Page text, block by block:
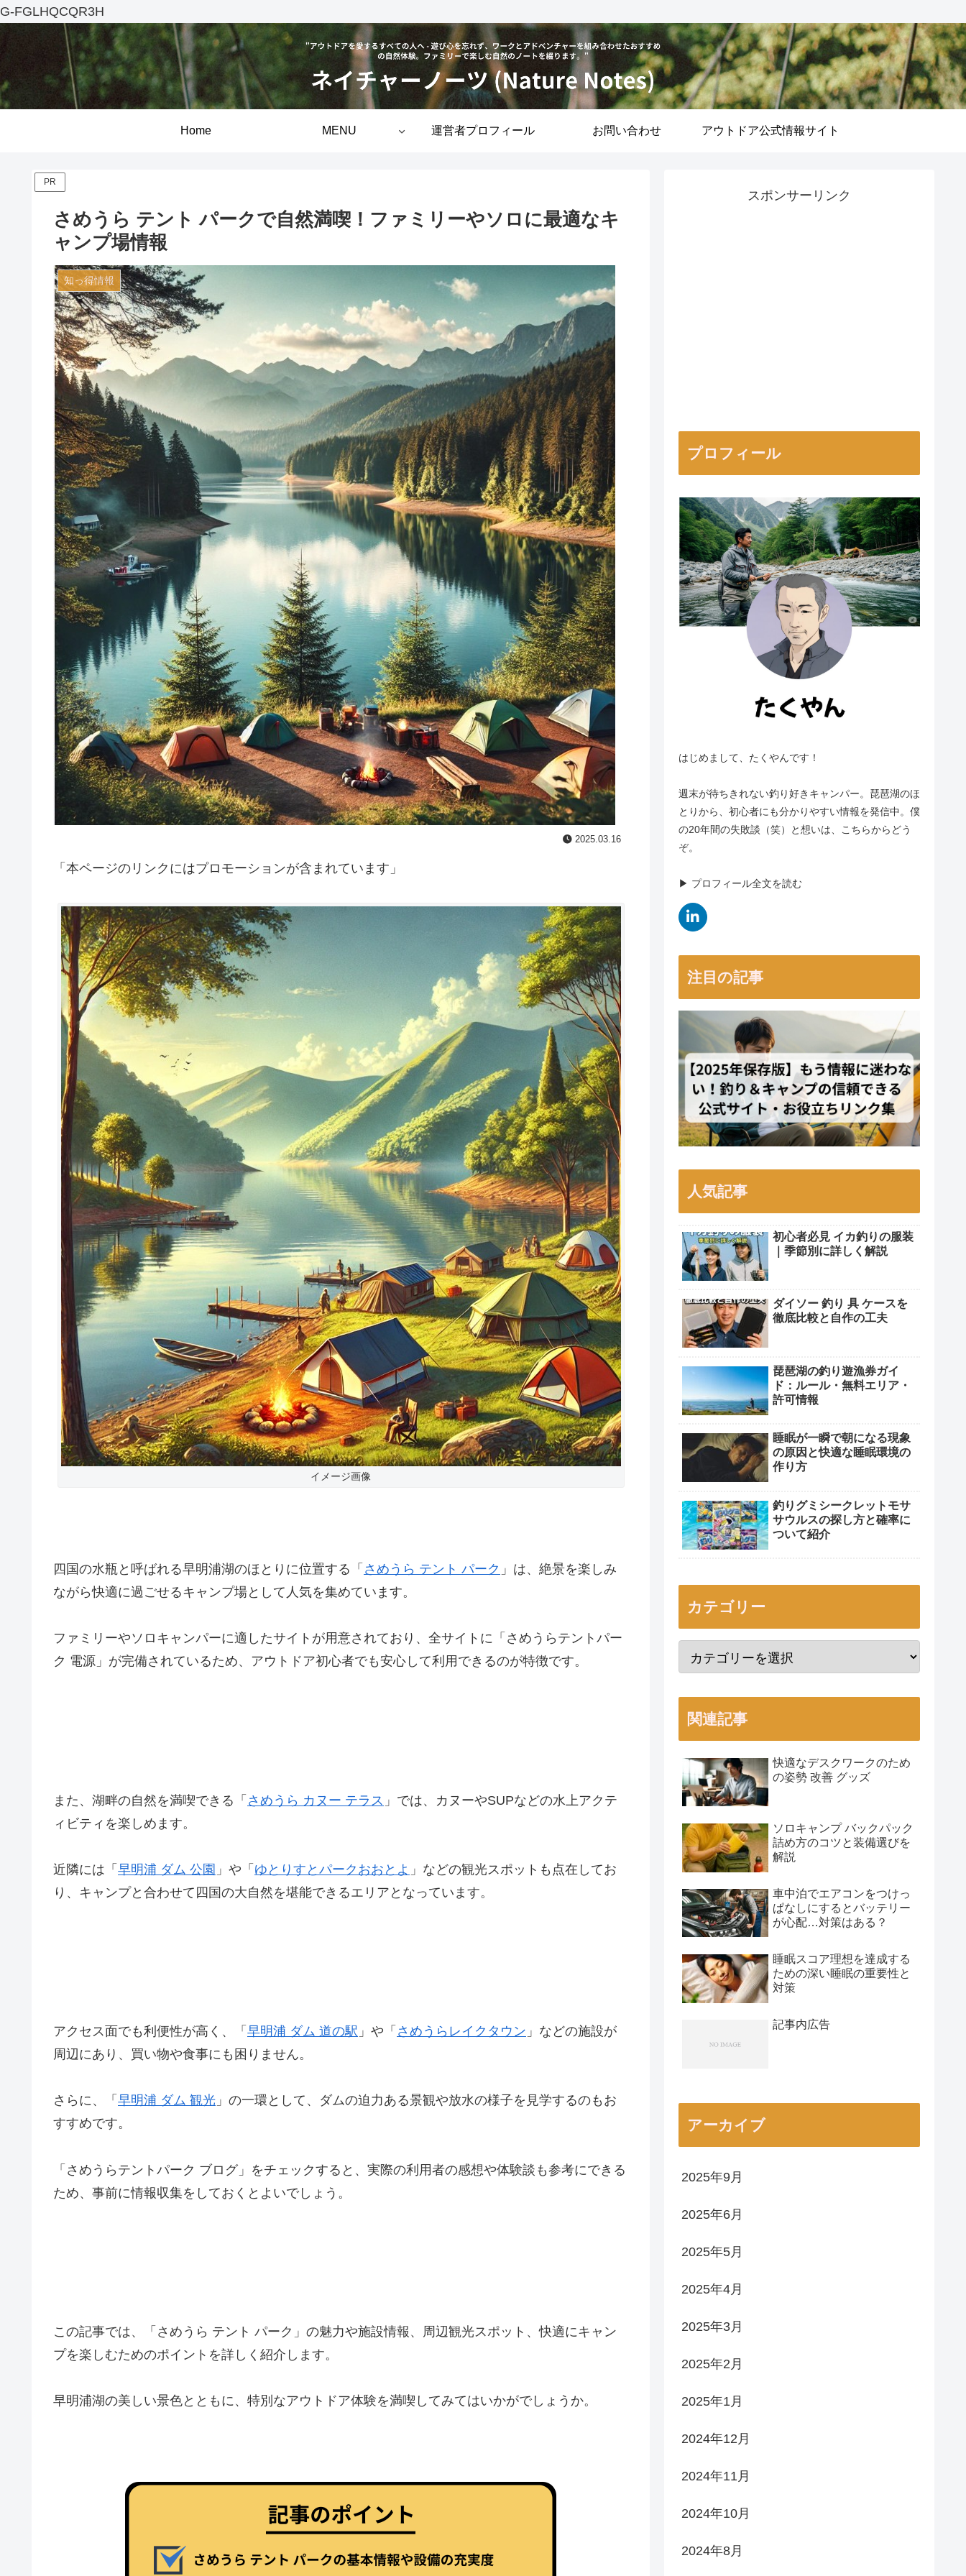
G-FGLHQCQR3H
Home MENU 運営者プロフィール お問い合わせ アウトドア公式情報サイト
PR
さめうら テント パークで自然満喫！ファミリーやソロに最適なキ
ャンプ場情報
知っ得情報
2025.03.16
「本ページのリンクにはプロモーションが含まれています」
イメージ画像
四国の水瓶と呼ばれる早明浦湖のほとりに位置する「 さめうら テント パーク 」は、絶景を楽しみ
ながら快適に過ごせるキャンプ場として人気を集めています。
ファミリーやソロキャンパーに適したサイトが用意されており、全サイトに「さめうらテントパー
ク 電源」が完備されているため、アウトドア初心者でも安心して利用できるのが特徴です。
また、湖畔の自然を満喫できる「 さめうら カヌー テラス 」では、カヌーやSUPなどの水上アクテ
ィビティを楽しめます。
近隣には「 早明浦 ダム 公園 」や「 ゆとりすとパークおおとよ 」などの観光スポットも点在してお
り、キャンプと合わせて四国の大自然を堪能できるエリアとなっています。
アクセス面でも利便性が高く、「 早明浦 ダム 道の駅 」や「 さめうらレイクタウン 」などの施設が
周辺にあり、買い物や食事にも困りません。
さらに、「 早明浦 ダム 観光 」の一環として、ダムの迫力ある景観や放水の様子を見学するのもお
すすめです。
「さめうらテントパーク ブログ」をチェックすると、実際の利用者の感想や体験談も参考にできる
ため、事前に情報収集をしておくとよいでしょう。
この記事では、「さめうら テント パーク」の魅力や施設情報、周辺観光スポット、快適にキャン
プを楽しむためのポイントを詳しく紹介します。
早明浦湖の美しい景色とともに、特別なアウトドア体験を満喫してみてはいかがでしょうか。
スポンサーリンク
プロフィール
はじめまして、たくやんです！
週末が待ちきれない釣り好きキャンパー。琵琶湖のほ
とりから、初心者にも分かりやすい情報を発信中。僕
の20年間の失敗談（笑）と想いは、こちらからどう
ぞ。
▶︎ プロフィール全文を読む
注目の記事
人気記事
初心者必見 イカ釣りの服装
｜季節別に詳しく解説
ダイソー 釣り 具 ケースを
徹底比較と自作の工夫
琵琶湖の釣り遊漁券ガイ
ド：ルール・無料エリア・
許可情報
睡眠が一瞬で朝になる現象
の原因と快適な睡眠環境の
作り方
釣りグミシークレットモサ
サウルスの探し方と確率に
ついて紹介
カテゴリー
関連記事
快適なデスクワークのため
の姿勢 改善 グッズ
ソロキャンプ バックパック
詰め方のコツと装備選びを
解説
車中泊でエアコンをつけっ
ぱなしにするとバッテリー
が心配…対策はある？
睡眠スコア理想を達成する
ための深い睡眠の重要性と
対策
記事内広告
アーカイブ
2025年9月
2025年6月
2025年5月
2025年4月
2025年3月
2025年2月
2025年1月
2024年12月
2024年11月
2024年10月
2024年8月